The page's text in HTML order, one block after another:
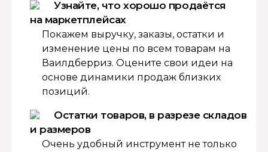
Узнайте, что хорошо продаётся
на маркетплейсах
Покажем выручку, заказы, остатки и
изменение цены по всем товарам на
Ваилдберриз. Оцените свои идеи на
основе динамики продаж близких
позиций.
Остатки товаров, в разрезе складов
и размеров
Очень удобный инструмент не только